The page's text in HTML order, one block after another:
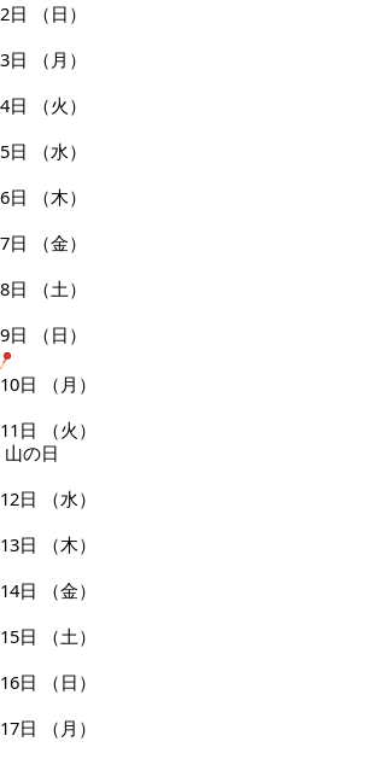
2日
（日）
3日
（月）
4日
（火）
5日
（水）
6日
（木）
7日
（金）
8日
（土）
9日
（日）
10日
（月）
11日
（火）
山の日
12日
（水）
13日
（木）
14日
（金）
15日
（土）
16日
（日）
17日
（月）